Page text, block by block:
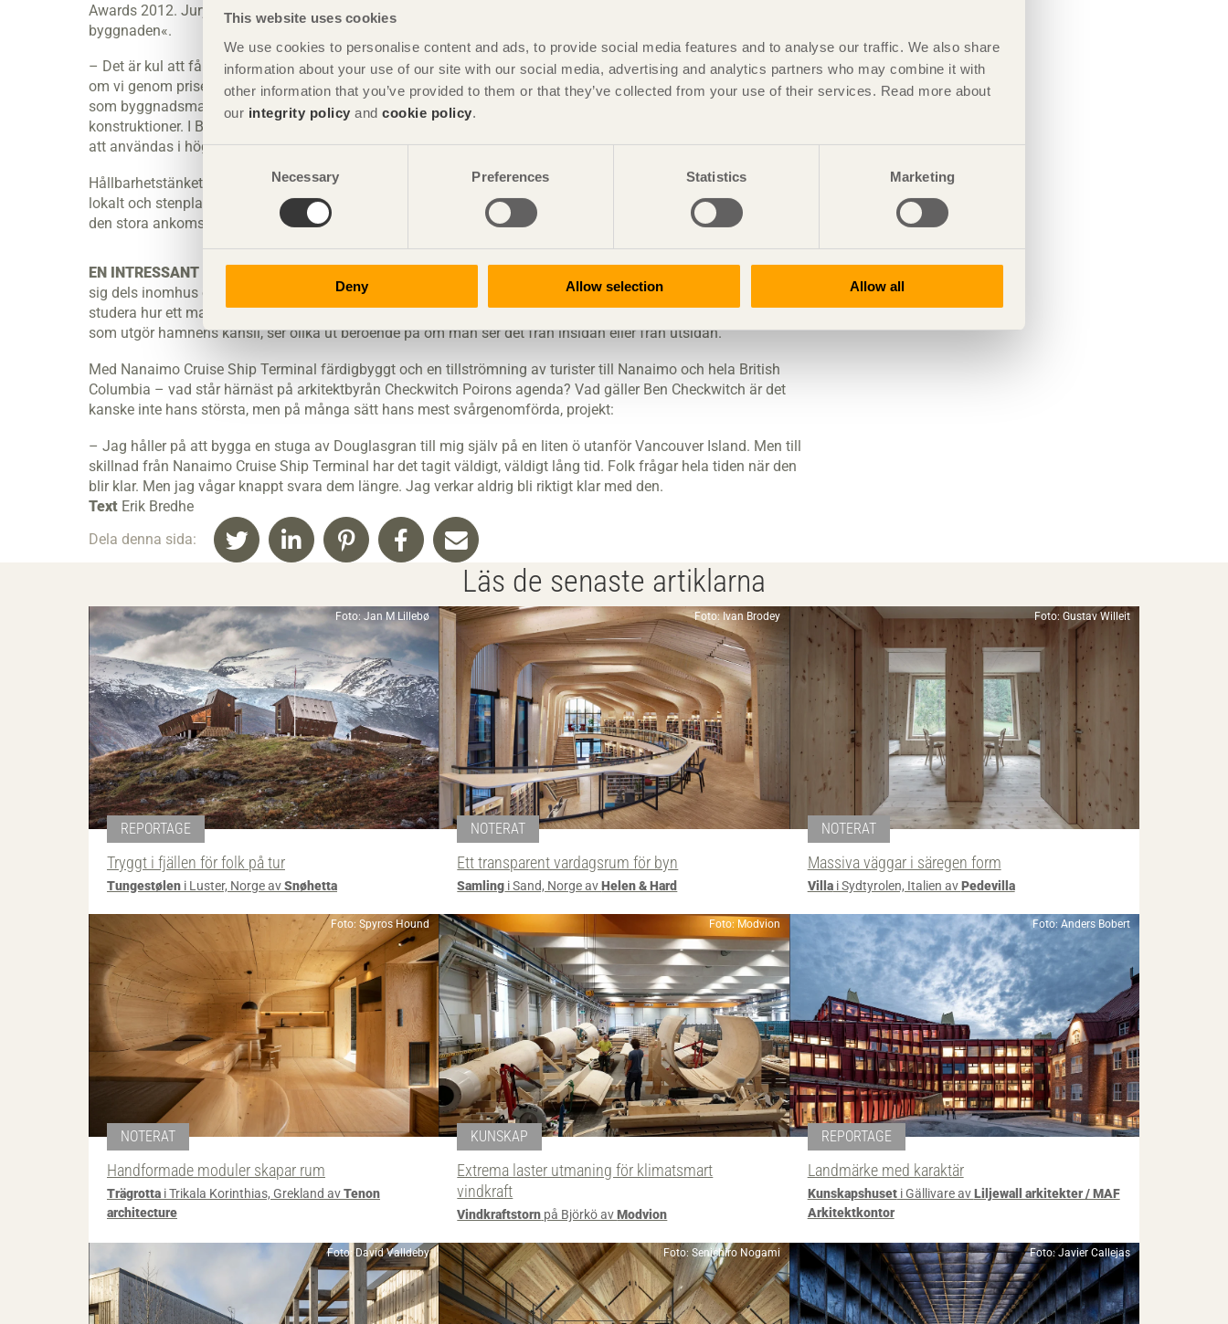
This website uses cookies
We use cookies to personalise content and ads, to provide social media features and to analyse our traffic. We also share
information about your use of our site with our social media, advertising and analytics partners who may combine it with
other information that you’ve provided to them or that they’ve collected from your use of their services. Read more about
our integrity policy and cookie policy.
Consent
Selection
Necessary Preferences Statistics Marketing
Deny Allow selection Allow all
Awards 2012. Juryn upp­skattade »kopplingen mellan nutid och dåtid i den attraktiva, luftiga och ärliga
byggnaden«.
– Det är kul att få ett erkännande. Vi är ett ungt företag som behöver exponering. Dessutom är det fantastiskt
om vi genom priset får möjlighet att främja användandet av trä. Jag märker en renässans i branschen för trä
som byggnadsmaterial. Många börjar se fördelarna med att använda det och dessutom i alltmer avancerade
konstruktioner. I British Columbia har till exempel byggreglerna ändrats och man tillåter idag träkonstruktioner
att användas i högre byggnader än förut. Det är en spännande tid för materialet trä, säger Ben Checkwitch.
Hållbarhetstänket går som en röd tråd genom Nanaimo Cruise Ship Terminal. En stor del av träet är hämtat
lokalt och stenplattorna i byggnaden värms upp av solen och släpper sedan ifrån sig värme under dagen ut i
den stora ankomsthallen.
EN INTRESSANT DETALJ
sig dels inomhus och dels utomhus på andra sidan av de stora panoramafönstren. Idén fick David Poiron av att
studera hur ett materials utseende förändras när det sänks ner i vatten och ljuset bryts annorlunda. Kontoret,
som utgör hamnens kansli, ser olika ut beroende på om man ser det från insidan eller från utsidan.
Med Nanaimo Cruise Ship Terminal färdig­byggt och en tillströmning av turister till Nanaimo och hela British
Columbia – vad står härnäst på arkitektbyrån Checkwitch Poirons agenda? Vad gäller Ben Checkwitch är det
kanske inte hans största, men på många sätt hans mest svårgenomförda, projekt:
– Jag håller på att bygga en stuga av Douglasgran till mig själv på en liten ö utanför Vancouver Island. Men till
skillnad från Nanaimo Cruise Ship Terminal har det tagit väldigt, väldigt lång tid. Folk frågar hela tiden när den
blir klar. Men jag vågar knappt svara dem längre. Jag verkar aldrig bli riktigt klar med den.
Text Erik Bredhe
Dela denna sida:
Läs de senaste artiklarna
Foto: Jan M Lillebø
REPORTAGE
Tryggt i fjällen för folk på tur
Tungestølen i Luster, Norge avSnøhetta
Foto: Ivan Brodey
NOTERAT
Ett transparent vardagsrum för byn
Samling i Sand, Norge avHelen & Hard
Foto: Gustav Willeit
NOTERAT
Massiva väggar i säregen form
Villai Sydtyrolen, Italien avPedevilla
Foto: Spyros Hound
NOTERAT
Handformade moduler skapar rum
Trägrotta i Trikala Korinthias, Grekland avTenon
architecture
Foto: Modvion
KUNSKAP
Extrema laster utmaning för klimatsmart
vindkraft
Vindkraftstorn på Björkö avModvion
Foto: Anders Bobert
REPORTAGE
Landmärke med karaktär
Kunskapshuseti Gällivare avLiljewall arkitekter / MAF
Arkitektkontor
Foto: David Valldeby Foto: Senichiro Nogami Foto: Javier Callejas